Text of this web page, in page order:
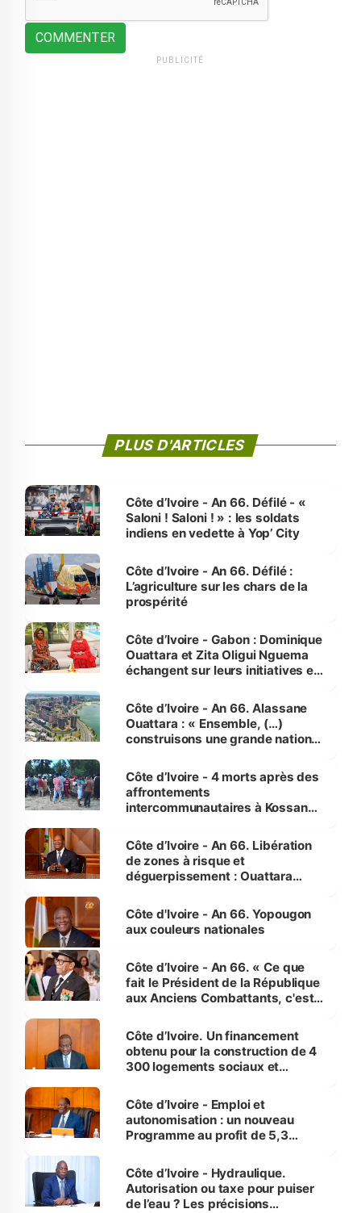
COMMENTER
PUBLICITÉ
PLUS D'ARTICLES
Côte d’Ivoire - An 66. Défilé - «
Saloni ! Saloni ! » : les soldats
indiens en vedette à Yop’ City
Côte d’Ivoire - An 66. Défilé :
L’agriculture sur les chars de la
prospérité
Côte d’Ivoire - Gabon : Dominique
Ouattara et Zita Oligui Nguema
échangent sur leurs initiatives en
enfants
Côte d’Ivoire - An 66. Alassane
Ouattara : « Ensemble, (…)
construisons une grande nation
générations futures »
Côte d’Ivoire - 4 morts après des
affrontements
intercommunautaires à Kossandji
milieu des sinistrés
Côte d’Ivoire - An 66. Libération
de zones à risque et
déguerpissement : Ouattara
l'Etat de droit pour préserver les
vies humaines »
Côte d'Ivoire - An 66. Yopougon
aux couleurs nationales
Côte d’Ivoire - An 66. « Ce que
fait le Président de la République
aux Anciens Combattants, c'est
Côte d’Ivoire. Un financement
obtenu pour la construction de 4
300 logements sociaux et
et Yamoussoukro
Côte d’Ivoire - Emploi et
autonomisation : un nouveau
Programme au profit de 5,3
Côte d’Ivoire - Hydraulique.
Autorisation ou taxe pour puiser
de l’eau ? Les précisions